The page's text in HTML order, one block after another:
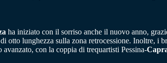
ha iniziato con il sorriso anche il nuovo anno,
otto lunghezza sulla zona retrocessione. Inoltre, i
con la coppia di trequartisti Pessina-